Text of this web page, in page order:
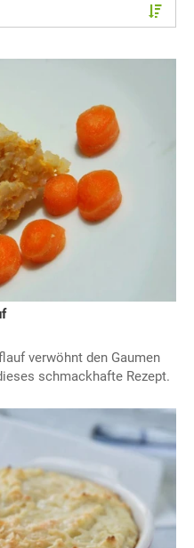
verwöhnt den Gaumen
schmackhafte Rezept.